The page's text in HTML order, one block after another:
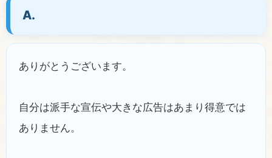
A.
ありがとうございます。
自分は派手な宣伝や大きな広告はあまり得意では
ありません。